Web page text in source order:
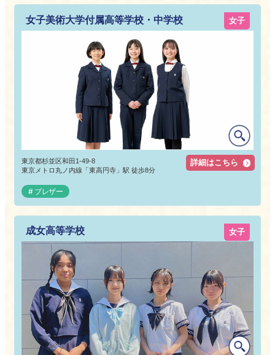
女子美術大学付属高等学校・中学校
東京都杉並区和田1-49-8
東京メトロ丸ノ内線「東高円寺」駅 徒歩8分
ブレザー
女子
詳細はこちら
成女高等学校 女子